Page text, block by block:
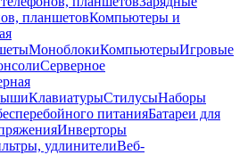
планшетовКомпьютеры и
МоноблокиКомпьютерыИгровые
Серверное
КлавиатурыСтилусыНаборы
питанияБатареи для
Инверторы
удлинителиВеб-